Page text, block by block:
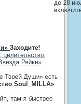
до 28
Заходите!
целительство,
Рейки»
Твоей Души» есть
Soul_MILLA»
там я быстрее